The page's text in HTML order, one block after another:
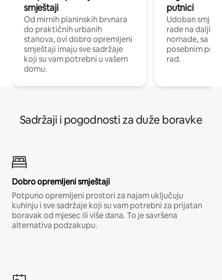
smještaji
Od mirnih planinskih brvnara
do praktičnih urbanih
stanova, ovi dobro opremljeni
smještaji imaju sve sadržaje
koji su vam potrebni u vašem
domu.
putnici
Udoban
rade na
nomade, sa
posebnim
rad.
Sadržaji i pogodnosti za duže boravke
Dobro opremljeni smještaji
Potpuno opremljeni prostori za najam uključuju
kuhinju i sve sadržaje koji su vam potrebni za prijatan
boravak od mjesec ili više dana. To je savršena
alternativa podzakupu.